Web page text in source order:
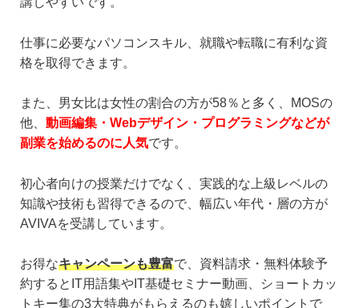
仕事に必要なパソコンスキル、就職や転職に有利な資
格を取得できます。
また、男女比は女性の割合の方が58％と多く、MOSの
他、 動画編集・Webデザイン・プログラミングなどが
副業を始めるのに人気です。
初心者向けの授業だけでなく、実践的な上級レベルの
知識や技術も習得できるので、幅広い年代・層の方が
AVIVAを受講しています。
お得なキャンペーンも豊富で、資料請求・無料体験予
約するとIT用語集やIT基礎セミナー動画、ショートカッ
トキー集の3大特典がもらえるのも嬉しいポイントで